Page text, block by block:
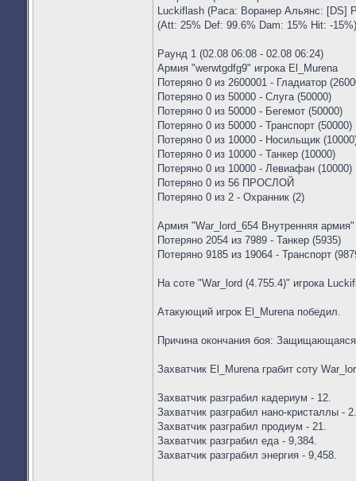
Luckiflash (Раса: Воранер Альянс: [DS]
(Att: 25% Def: 99.6% Dam: 15% Hit: -15%)
Раунд 1 (02.08 06:08 - 02.08 06:24)
Армия "werwtgdfg9" игрока El_Murena
Потеряно 0 из 2600001 - Гладиатор
Потеряно 0 из 50000 - Слуга (50000)
Потеряно 0 из 50000 - Бегемот (50000)
Потеряно 0 из 50000 - Транспорт (50000)
Потеряно 0 из 10000 - Носильщик
Потеряно 0 из 10000 - Танкер (10000)
Потеряно 0 из 10000 - Левиафан (10000)
Потеряно 0 из 56 ПРОСЛОЙ
Потеряно 0 из 2 - Охранник (2)
Армия "War_lord_654 Внутренняя
Потеряно 2054 из 7989 - Танкер (5935)
Потеряно 9185 из 19064 - Транспорт
На соте "War_lord (4.755.4)" игрока
Атакующий игрок El_Murena победил.
Причина окончания боя:
Захватчик El_Murena грабит соту
Захватчик разграбил кадериум - 12.
Захватчик разграбил нано-кристаллы - 2.
Захватчик разграбил продиум - 21.
Захватчик разграбил еда - 9,384.
Захватчик разграбил энергия - 9,458.